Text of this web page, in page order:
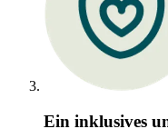
Ein inklusives